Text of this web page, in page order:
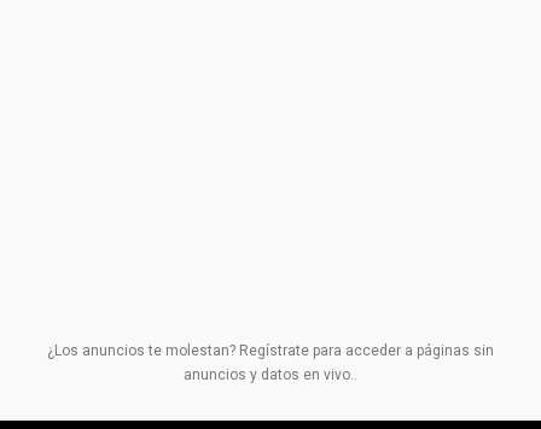
¿Los anuncios te molestan? Regístrate para acceder a páginas sin
anuncios y datos en vivo..